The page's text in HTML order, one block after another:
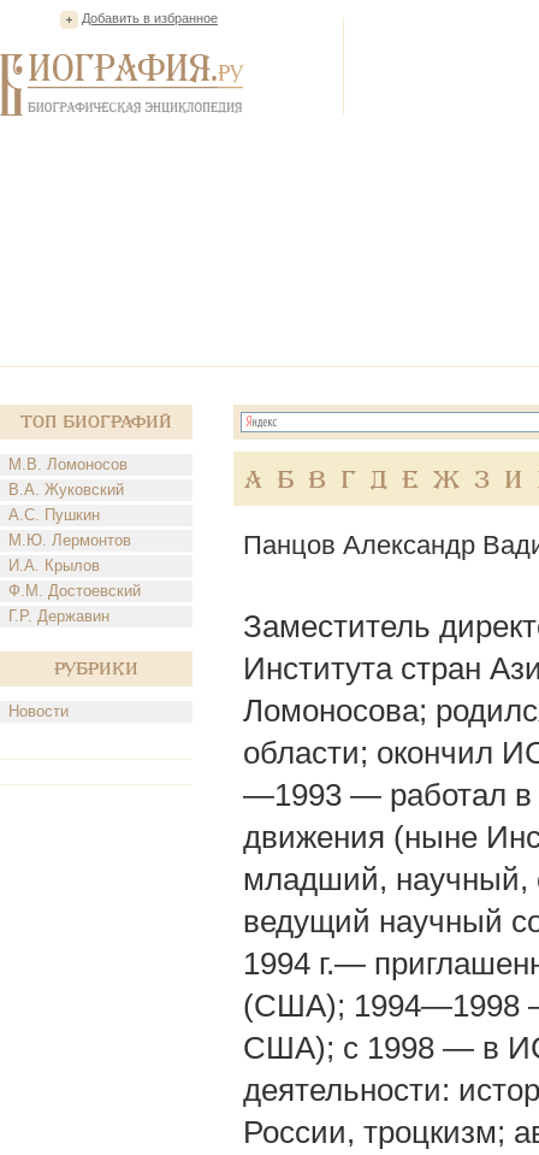
Добавить в избранное
Топ Биографий
М.В. Ломоносов
В.А. Жуковский
А.С. Пушкин
М.Ю. Лермонтов
И.А. Крылов
Ф.М. Достоевский
Г.Р. Державин
Рубрики
Новости
А Б В Г Д Е Ж З И
Панцов Александр
Заместитель
Института стран
Ломоносова;
области; окончил
—1993 — работал в
движения (ныне
младший, научный,
ведущий научный
1994 г.—
(США); 1994—1998
США); с 1998 — в
деятельности:
России, троцкизм;